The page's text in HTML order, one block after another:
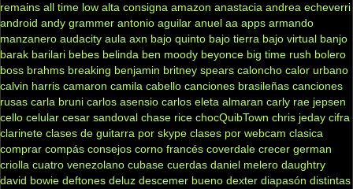
remains all time low alta consigna amazon anastacia andrea echeverri
android andy grammer antonio aguilar anuel aa apps armando
manzanero audacity aula axn bajo quinto bajo tierra bajo virtual banjo
barak barilari bebes belinda ben moody beyonce big time rush bolero
boss brahms breaking benjamin britney spears caloncho calor urbano
calvin harris camaron camila cabello canciones brasileñas canciones
rusas carla bruni carlos asensio carlos eleta almaran carly rae jepsen
cello celular cesar sandoval chase rice chocQuibTown chris jeday cifra
clarinete clases de guitarra por skype clases por webcam clasica
comprar compás consejos corno francés coverdale crecer german
criolla cuatro venezolano cubase cuerdas daniel melero daughtry
david bowie deftones deluz descemer bueno dexter diapasón distintas